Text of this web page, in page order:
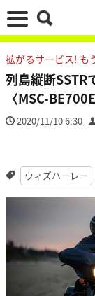
拡がるサービス! も
列島縦断SSTR
〈MSC-
2020/11/10 6:30
ウィズハーレー